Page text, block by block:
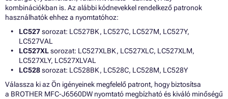
kombinációkban is. Az alábbi kódnevekkel rendelkező patronok
használhatók ehhez a nyomtatóhoz:
LC527sorozat: LC527BK, LC527C, LC527M, LC527Y,
LC527VAL
LC527XLsorozat: LC527XLBK, LC527XLC, LC527XLM,
LC527XLY, LC527XLVAL
LC528sorozat: LC528BK, LC528C, LC528M, LC528Y
Válassza ki az Ön igényeinek megfelelő patront, hogy biztosítsa
a BROTHER MFC-J6560DW nyomtató megbízható és kiváló minőségű